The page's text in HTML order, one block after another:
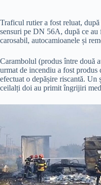
Traficul rutier a fost reluat,
sensuri pe DN 56A, după ce au
carosabil, autocamioanele și
Carambolul (produs între două
urmat de incendiu a fost produs
efectuat o depășire riscantă. Un
ceilalți doi au primit îngrijiri